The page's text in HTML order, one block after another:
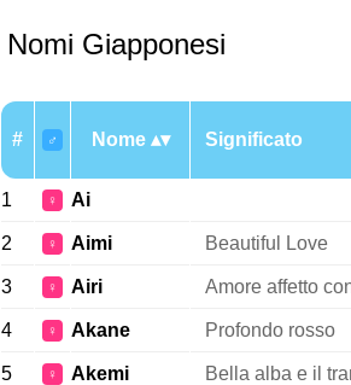
Nomi Giapponesi
# ♂ Nome Significato
1 ♀ Ai
2 ♀ Aimi Beautiful Love
3 ♀ Airi Amore affetto
4 ♀ Akane Profondo rosso
5 ♀ Akemi Bella alba e il